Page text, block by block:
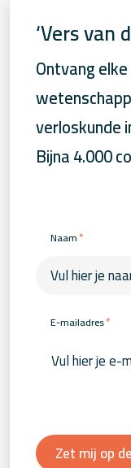
‘Vers van
Ontvang
verloskunde
Bijna 4.000
Naam*
E-mailadres*
Zet mij op